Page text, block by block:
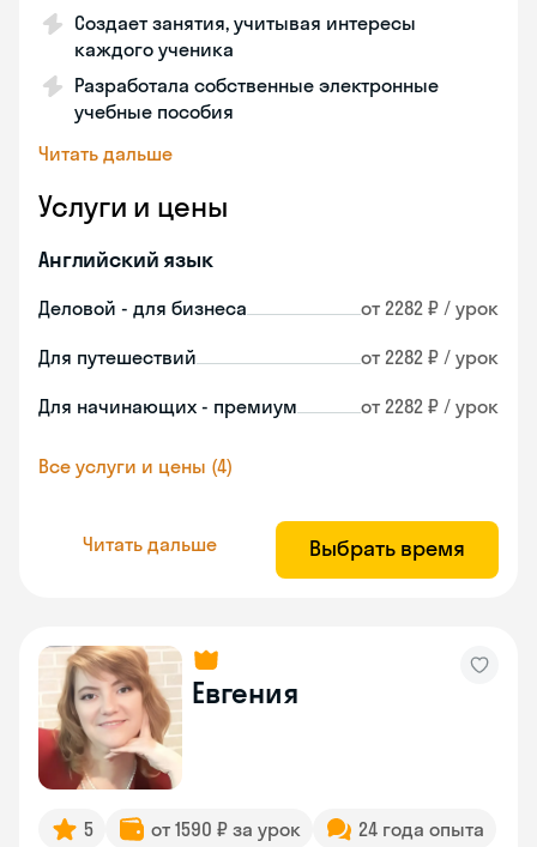
Создает занятия, учитывая интересы
каждого ученика
Разработала собственные электронные
учебные пособия
Читать дальше
Услуги и цены
Английский язык
Деловой - для бизнеса от 2282 ₽ / урок
Для путешествий от 2282 ₽ / урок
Для начинающих - премиум от 2282 ₽ / урок
Все услуги и цены (4)
Читать дальше Выбрать время
Евгения
5 от 1590 ₽ за урок
24 года опыта